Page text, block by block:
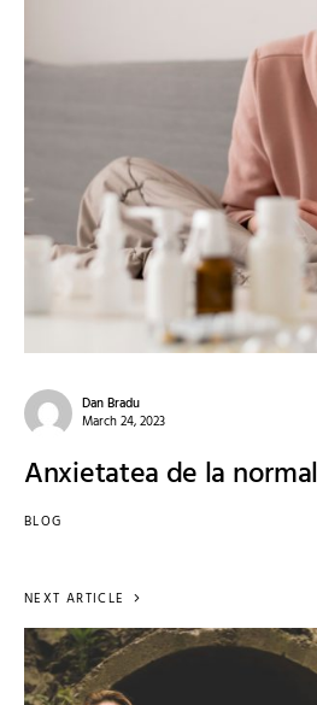
Dan Bradu
March 24, 2023
Anxietatea de la
BLOG
NEXT ARTICLE